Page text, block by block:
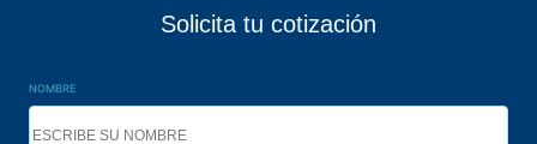
Solicita tu cotización
NOMBRE